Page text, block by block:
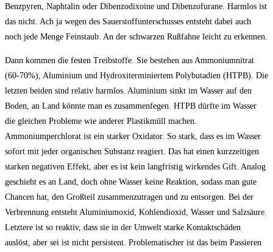
Benzpyren, Naphtalin oder Dibenzodixoine und Dibenzofurane. Harmlos ist
das nicht. Ach ja wegen des Sauerstoffunterschusses entsteht dabei auch
noch jede Menge Feinstaub. An der schwarzen Rußfahne leicht zu erkennen.
Dann kommen die festen Treibstoffe. Sie bestehen aus Ammoniumnitrat
(60-70%), Aluminium und Hydroxiterminiertem Polybutadien (HTPB). Die
letzten beiden sind relativ harmlos. Aluminium sinkt im Wasser auf den
Boden, an Land könnte man es zusammenfegen. HTPB dürfte im Wasser
die gleichen Probleme wie anderer Plastikmüll machen.
Ammoniumperchlorat ist ein starker Oxidator. So stark, dass es im Wasser
sofort mit jeder organischen Substanz reagiert. Das hat einen kurzzeitigen
starken negativen Effekt, aber es ist kein langfristig wirkendes Gift. Analog
geschieht es an Land, doch ohne Wasser keine Reaktion, sodass man gute
Chancen hat, den Großteil zusammenzutragen und zu entsorgen. Bei der
Verbrennung entsteht Aluminiumoxid, Kohlendioxid, Wasser und Salzsäure.
Letztere ist so reaktiv, dass sie in der Umwelt starke Kontaktschäden
auslöst, aber sei ist nicht persistent. Problematischer ist das beim Passieren